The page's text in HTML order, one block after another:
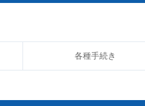
各種手続き